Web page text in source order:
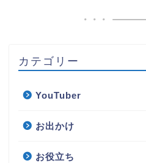
カテゴリー
YouTuber
お出かけ
お役立ち